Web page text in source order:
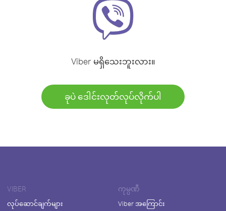
Viber မရှိသေးဘူးလား။
ခုပဲ ဒေါင်းလုတ်လုပ်လိုက်ပါ
VIBER
လုပ်ဆောင်ချက်များ
ကုမ္ပဏီ
Viber အကြောင်း